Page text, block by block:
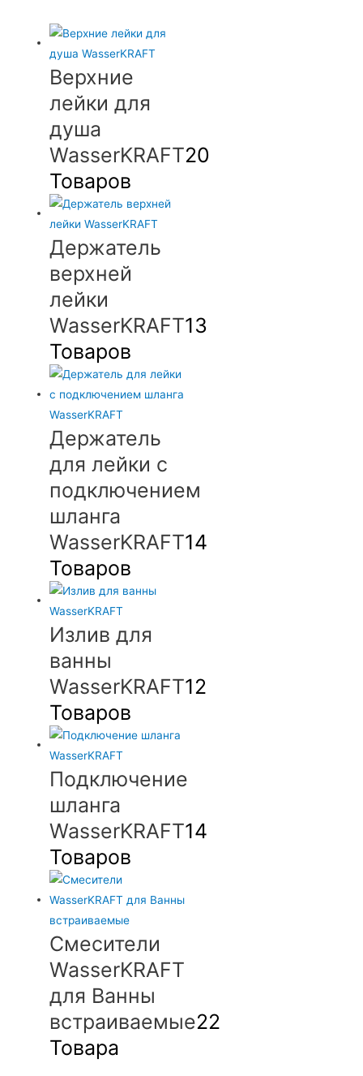
Верхние
лейки для
душа
WasserKRAFT20
Товаров
Держатель
верхней
лейки
WasserKRAFT13
Товаров
Держатель
для лейки с
подключением
шланга
WasserKRAFT14
Товаров
Излив для
ванны
WasserKRAFT12
Товаров
Подключение
шланга
WasserKRAFT14
Товаров
Смесители
WasserKRAFT
для Ванны
встраиваемые22
Товара